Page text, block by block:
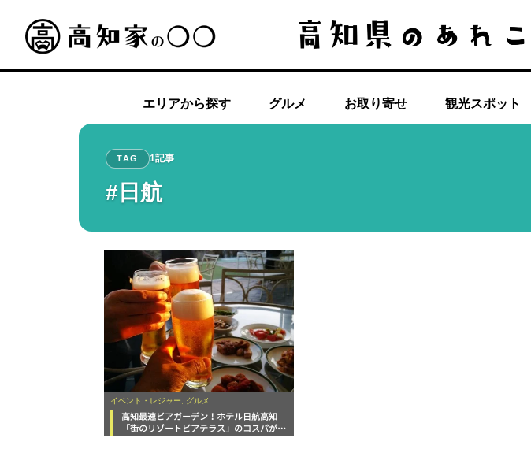
エリアから探す グルメ お取り寄せ 観光スポット
TAG 1記事
#日航
イベント・レジャー, グルメ
高知最速ビアガーデン！ホテル日航高知
「街のリゾートビアテラス」のコスパが最